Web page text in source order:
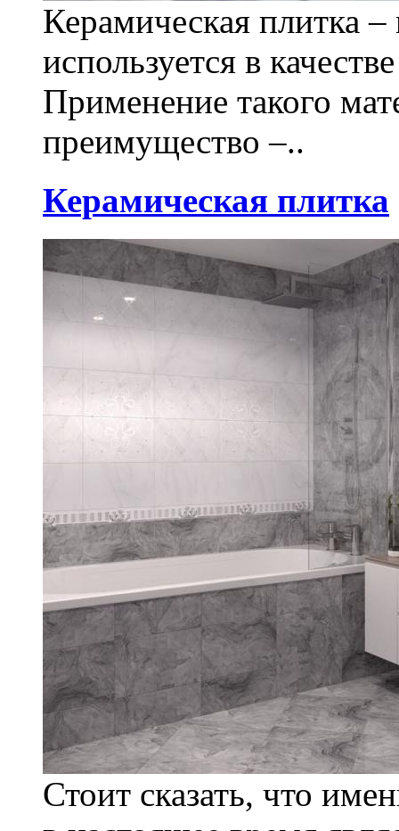
Керамическая плитка
используется в
Применение такого
преимущество –..
Керамическая плитка
Стоит сказать, что